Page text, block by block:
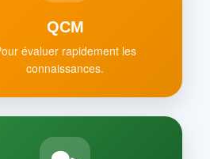
QCM
évaluer rapidement les
connaissances.